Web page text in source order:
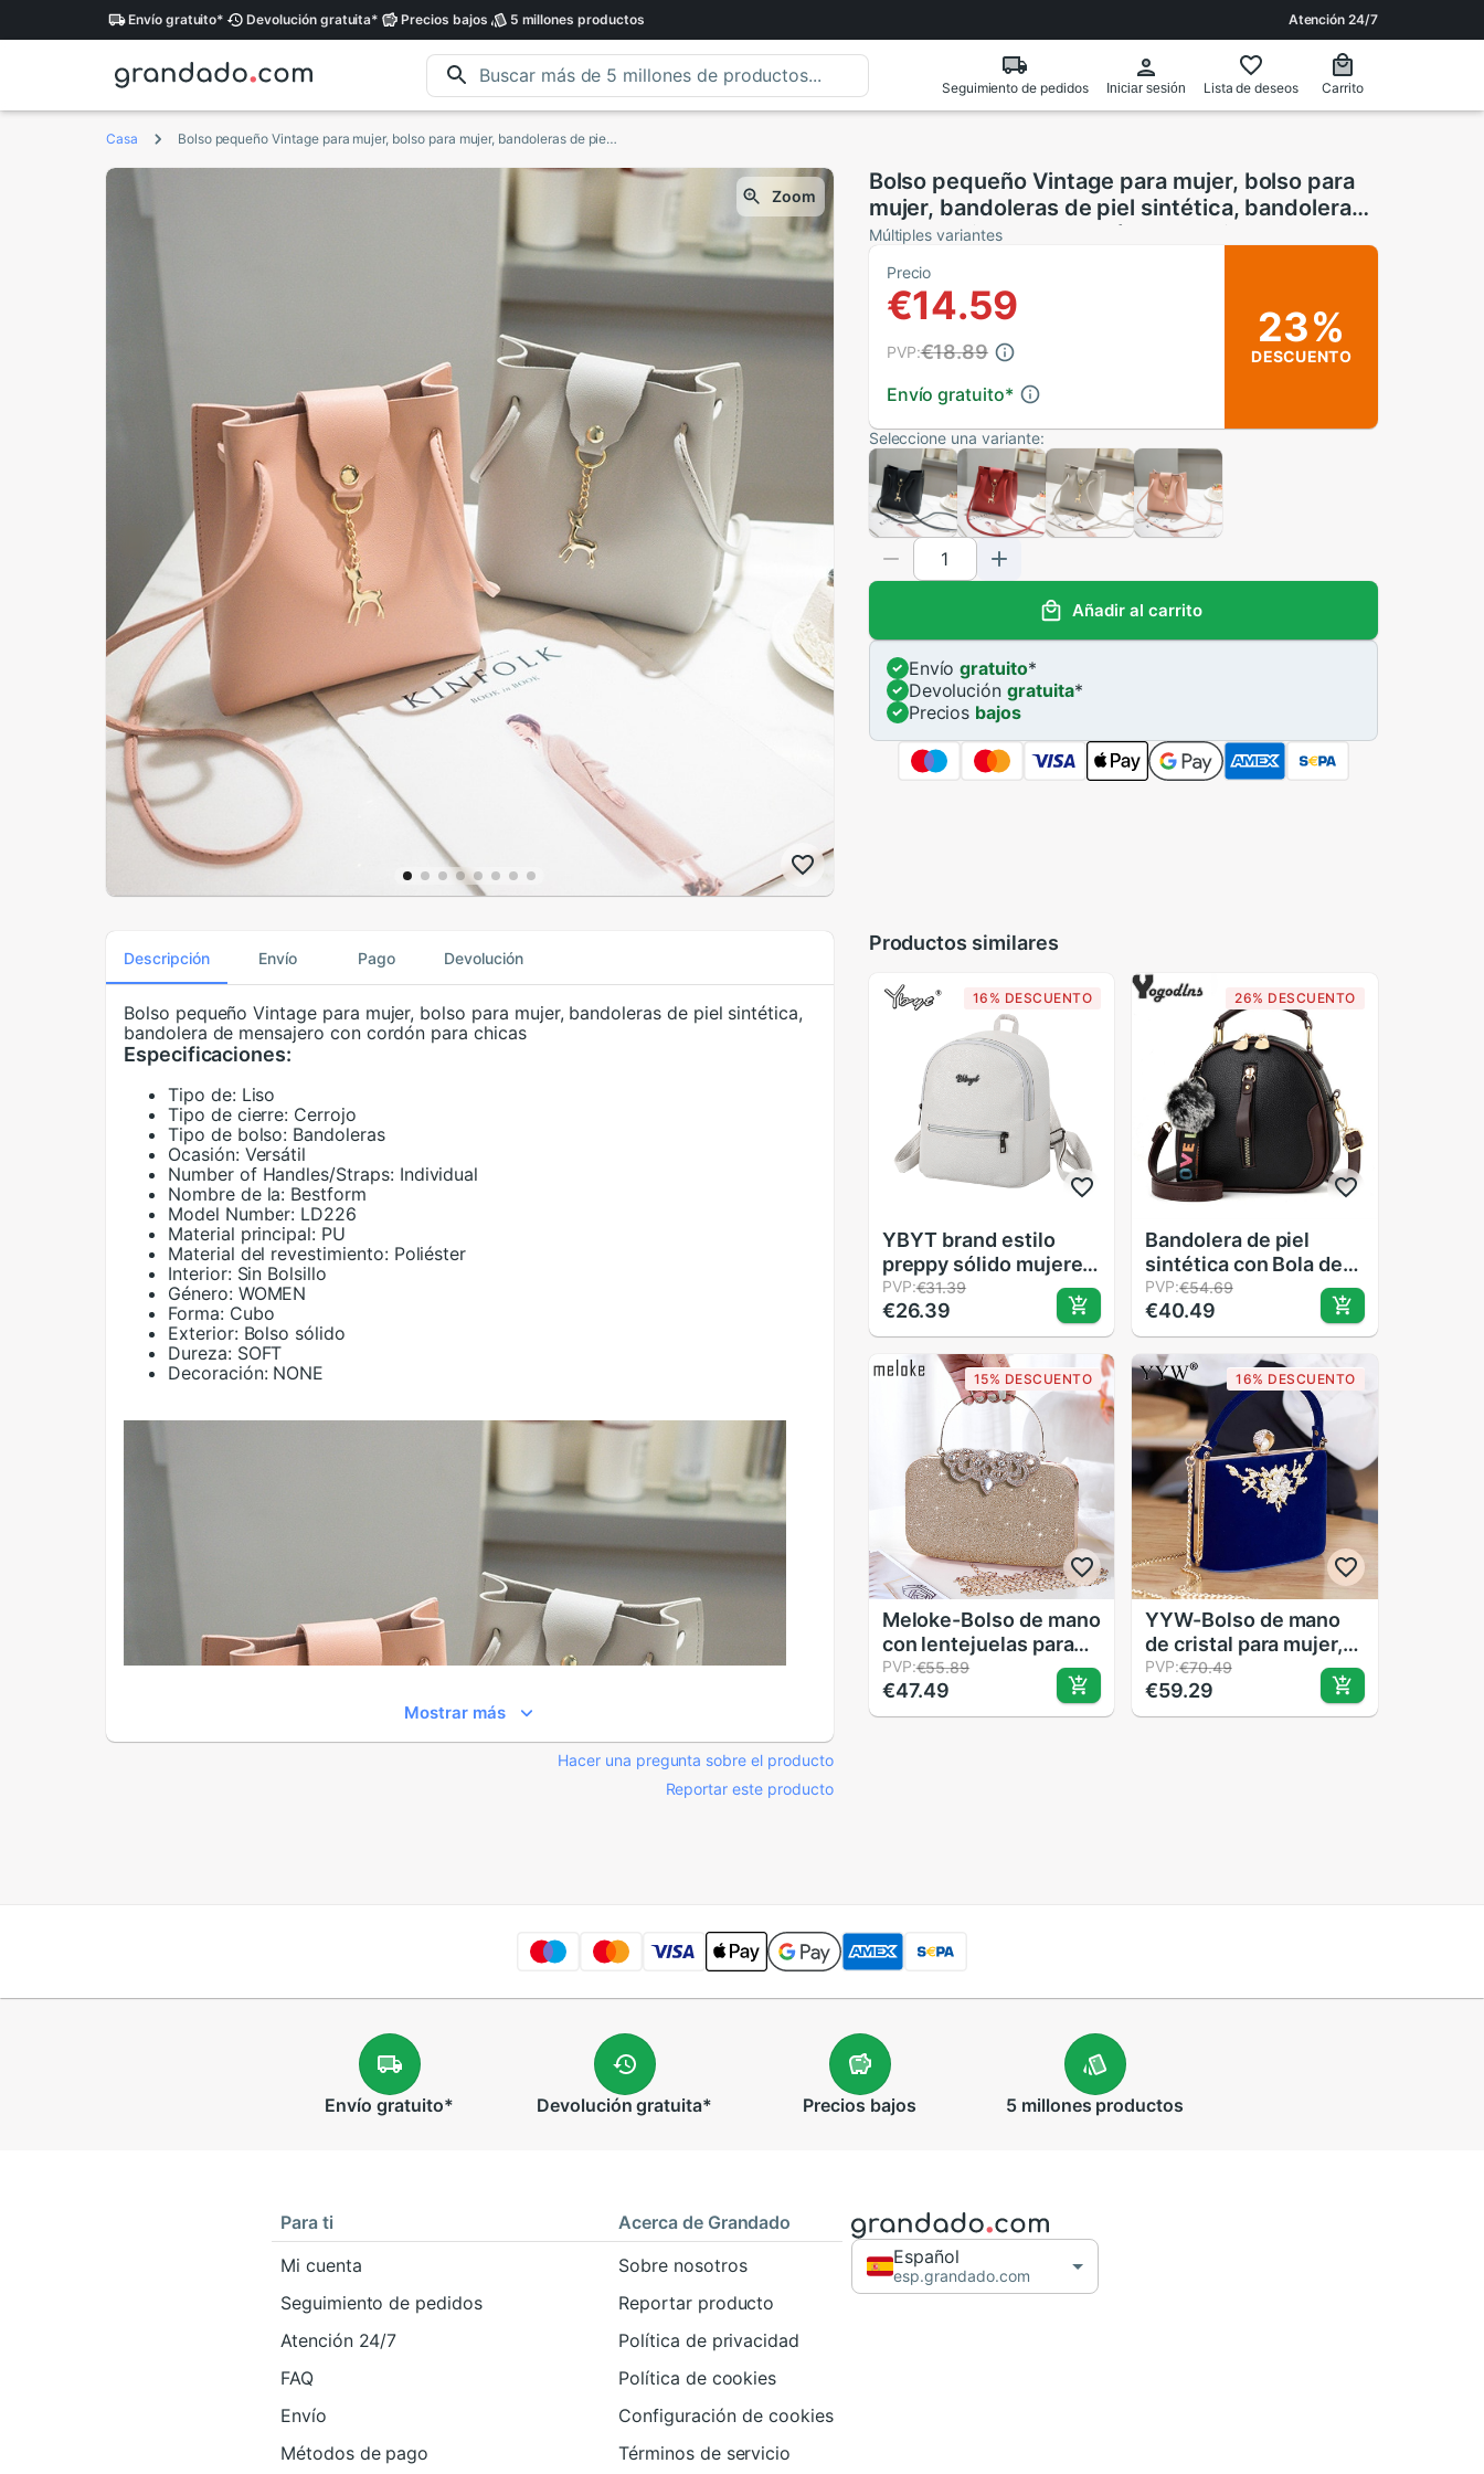
Envío gratuito* Devolución gratuita* Precios bajos 5 millones productos Atención 24/7
Seguimiento de pedidos Iniciar sesión Lista de deseos Carrito
Casa Bolso pequeño Vintage para mujer, bolso para mujer, bandoleras de piel sintética, bandolera de mensajero con cordón para chicas
Zoom
Bolso pequeño Vintage para mujer, bolso para
mujer, bandoleras de piel sintética, bandolera
de mensajero con cordón para chicas
Múltiples variantes
Precio
€14.59
Envío gratuito*
PVP:€18.89
23%
DESCUENTO
Seleccione una variante:
Añadir al carrito
Envíogratuito*
Devolucióngratuita*
Precios bajos
Descripción Envío Pago Devolución
Bolso pequeño Vintage para mujer, bolso para mujer, bandoleras de piel sintética,
bandolera de mensajero con cordón para chicas
Especificaciones:
Tipo de: Liso
Tipo de cierre: Cerrojo
Tipo de bolso: Bandoleras
Ocasión: Versátil
Number of Handles/Straps: Individual
Nombre de la: Bestform
Model Number: LD226
Material principal: PU
Material del revestimiento: Poliéster
Interior: Sin Bolsillo
Género: WOMEN
Forma: Cubo
Exterior: Bolso sólido
Dureza: SOFT
Decoración: NONE
Mostrar más
Hacer una pregunta sobre el producto
Reportar este producto
Productos similares
16% DESCUENTO
YBYT brand estilo
preppy sólido mujeres
kawaii mochila simple
lychee patrón señoras
bolsa de viaje
estudiante mochilas
escolares
PVP:€31.39
€26.39
26% DESCUENTO
Bandolera de piel
sintética con Bola de
Pelo para mujer, Bolso
pequeño de , a la
PVP:€54.69
€40.49
15% DESCUENTO
Meloke-Bolso de mano
con lentejuelas para
mujer, pochette de
noche ostentoso,
dorado, para boda,
PVP:€55.89
€47.49
16% DESCUENTO
YYW-Bolso de mano
de cristal para mujer,
bolsa de noche,
bandolera, de boda,
cadena de de
PVP:€70.49
€59.29
Envíogratuito* Devolucióngratuita* Precios bajos 5 millones productos
Para ti
Mi cuenta
Seguimiento de pedidos
Atención 24/7
FAQ
Envío
Métodos de pago
Acerca de Grandado
Sobre nosotros
Reportar producto
Política de privacidad
Política de cookies
Configuración de cookies
Términos de servicio
Español
esp.grandado.com